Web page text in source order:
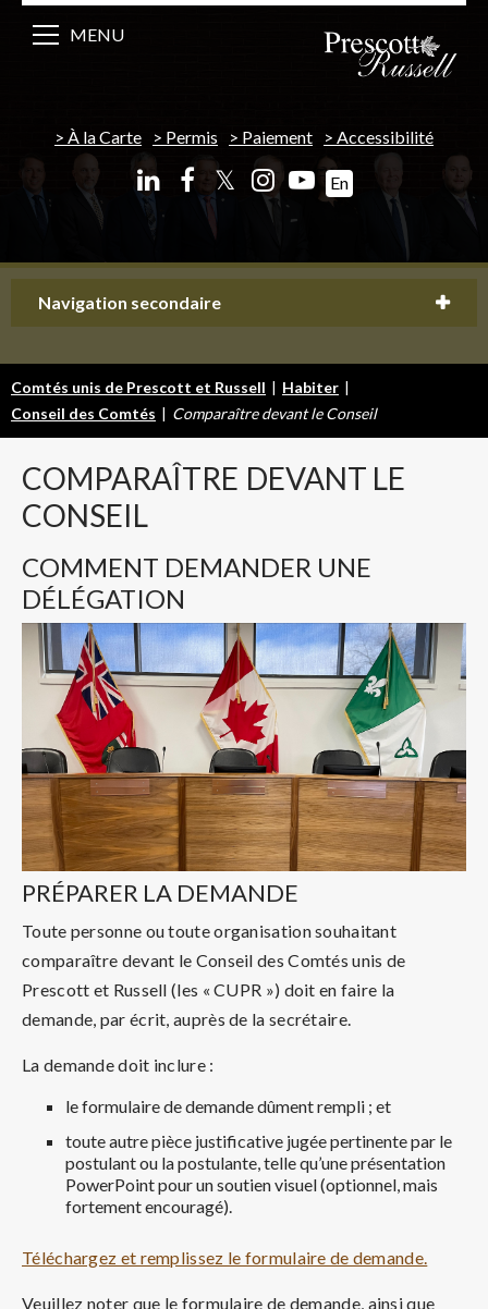
À la Carte Permis Paiement Accessibilité
𝕏 En
MENU
Navigation secondaire
Comtés unis de Prescott et Russell | Habiter |
Conseil des Comtés | Comparaître devant le Conseil
COMPARAÎTRE DEVANT LE
CONSEIL
COMMENT DEMANDER UNE
DÉLÉGATION
PRÉPARER LA DEMANDE
Toute personne ou toute organisation souhaitant
comparaître devant le Conseil des Comtés unis de
Prescott et Russell (les « CUPR ») doit en faire la
demande, par écrit, auprès de la secrétaire.
La demande doit inclure :
le formulaire de demande dûment rempli ; et
toute autre pièce justificative jugée pertinente par le
postulant ou la postulante, telle qu’une présentation
PowerPoint pour un soutien visuel (optionnel, mais
fortement encouragé).
Téléchargez et remplissez le formulaire de demande.
Veuillez noter que le formulaire de demande, ainsi que